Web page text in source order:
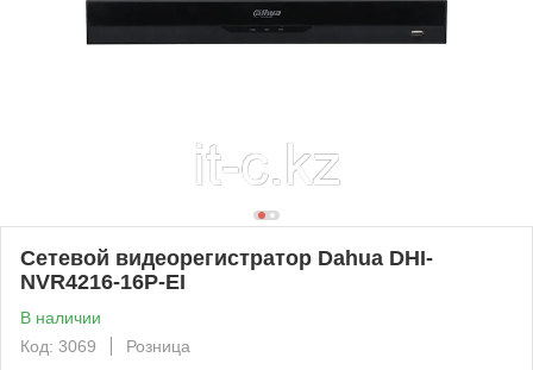
Сетевой видеорегистратор Dahua DHI-
NVR4216-16P-EI
В наличии
Код: 3069
Розница